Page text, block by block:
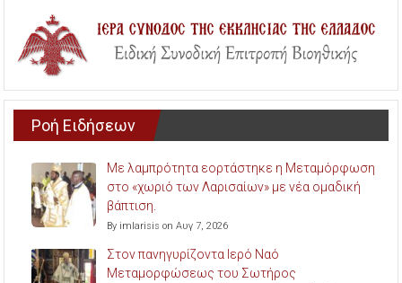
Ροή Ειδήσεων
Με λαμπρότητα εορτάστηκε η Μεταμόρφωση
στο «χωριό των Λαρισαίων» με νέα ομαδική
βάπτιση.
By imlarisis on Αυγ 7, 2026
Στον πανηγυρίζοντα Ιερό Ναό
Μεταμορφώσεως του Σωτήρος